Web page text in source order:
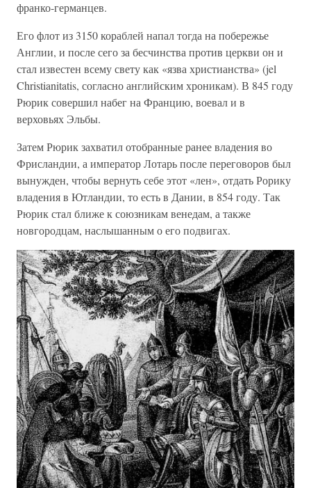
франко-германцев.
Его флот из 3150 кораблей напал тогда на побережье
Англии, и после сего за бесчинства против церкви он и
стал известен всему свету как «язва христианства» (jel
Christianitatis, согласно английским хроникам). В 845 году
Рюрик совершил набег на Францию, воевал и в
верховьях Эльбы.
Затем Рюрик захватил отобранные ранее владения во
Фрисландии, а император Лотарь после переговоров был
вынужден, чтобы вернуть себе этот «лен», отдать Рорику
владения в Ютландии, то есть в Дании, в 854 году. Так
Рюрик стал ближе к союзникам венедам, а также
новгородцам, наслышанным о его подвигах.